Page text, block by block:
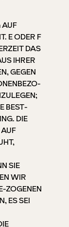
AUF
E ODER F
DAS
IHRER
GEGEN
BEST-
DIE
SIE
WIR
ZOGENEN
ES SEI